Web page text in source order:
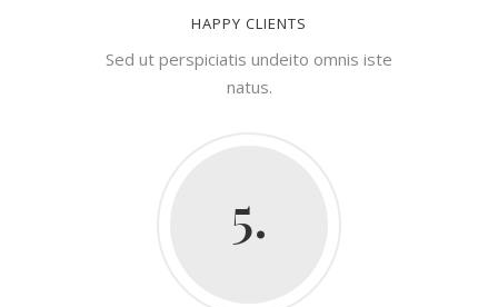
HAPPY CLIENTS
Sed ut perspiciatis undeito omnis iste
natus.
5.